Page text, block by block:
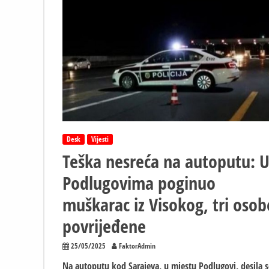
Desk Vijesti
Teška nesreća na autoputu: U
Podlugovima poginuo
muškarac iz Visokog, tri
povrijeđene
25/05/2025 FaktorAdmin
Na autoputu kod Sarajeva, u mjestu Podlugovi, desila